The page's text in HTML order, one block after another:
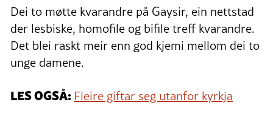
Dei to møtte kvarandre på Gaysir, ein nettstad
der lesbiske, homofile og bifile treff kvarandre.
Det blei raskt meir enn god kjemi mellom dei to
unge damene.
LES OGSÅ: Fleire giftar seg utanfor kyrkja